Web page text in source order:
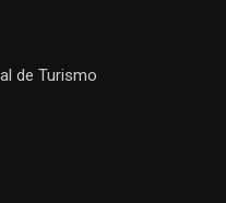
de Turismo